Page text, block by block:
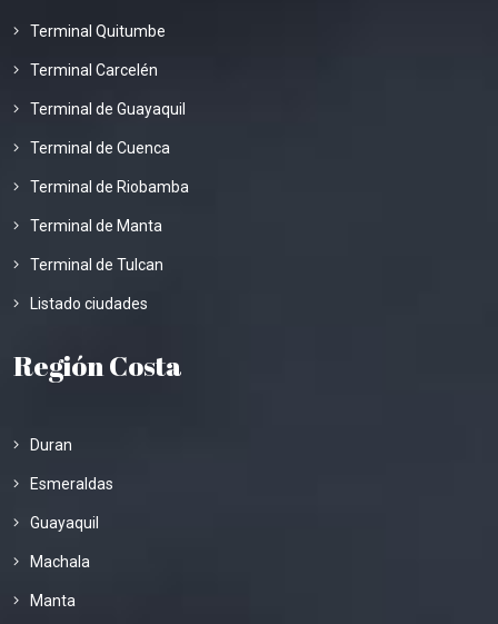
Terminal Quitumbe
Terminal Carcelén
Terminal de Guayaquil
Terminal de Cuenca
Terminal de Riobamba
Terminal de Manta
Terminal de Tulcan
Listado ciudades
Región Costa
Duran
Esmeraldas
Guayaquil
Machala
Manta